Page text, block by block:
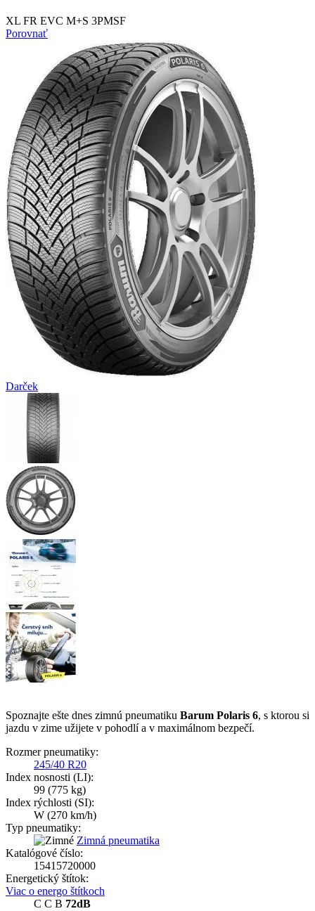
XL FR EVC M+S 3PMSF
Porovnať
Darček
Spoznajte ešte dnes zimnú pneumatiku Barum Polaris 6, s ktorou si
jazdu v zime užijete v pohodlí a v maximálnom bezpečí.
Rozmer pneumatiky:
245/40 R20
Index nosnosti (LI):
99 (775 kg)
Index rýchlosti (SI):
W (270 km/h)
Typ pneumatiky:
Zimná pneumatika
Katalógové číslo:
15415720000
Energetický štítok:
Viac o energo štítkoch
C C B 72dB